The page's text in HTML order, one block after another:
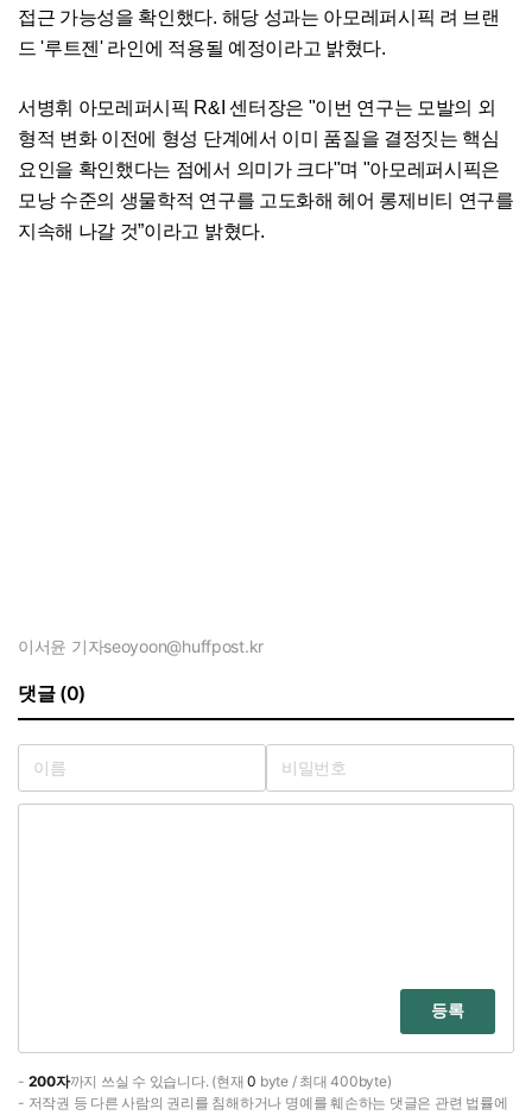
접근 가능성을 확인했다. 해당 성과는 아모레퍼시픽 려 브랜
드 '루트젠' 라인에 적용될 예정이라고 밝혔다.
서병휘 아모레퍼시픽 R&I 센터장은 "이번 연구는 모발의 외
형적 변화 이전에 형성 단계에서 이미 품질을 결정짓는 핵심
요인을 확인했다는 점에서 의미가 크다"며 "아모레퍼시픽은
모낭 수준의 생물학적 연구를 고도화해 헤어 롱제비티 연구를
지속해 나갈 것”이라고 밝혔다.
이서윤 기자seoyoon@huffpost.kr
댓글 (0)
등록
- 200자까지 쓰실 수 있습니다. (현재0 byte / 최대 400byte)
- 저작권 등 다른 사람의 권리를 침해하거나 명예를 훼손하는 댓글은 관련 법률에